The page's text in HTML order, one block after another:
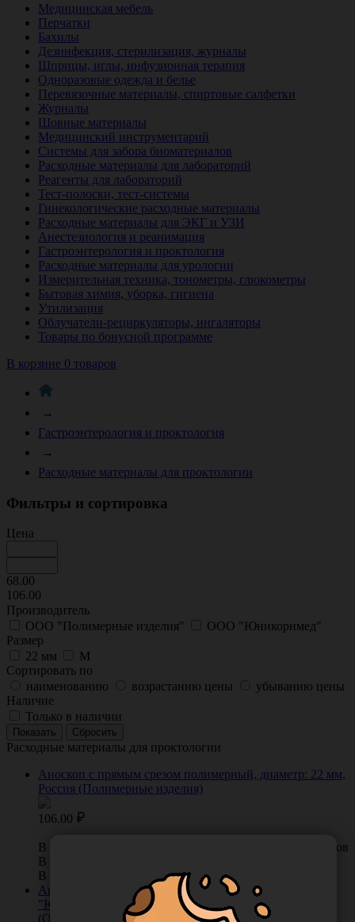
Медицинская мебель
Перчатки
Бахилы
Дезинфекция, стерилизация, журналы
Шприцы, иглы, инфузионная терапия
Одноразовые одежда и белье
Перевязочные материалы, спиртовые салфетки
Журналы
Шовные материалы
Медицинский инструментарий
Системы для забора биоматериалов
Расходные материалы для лабораторий
Реагенты для лабораторий
Тест-полоски, тест-системы
Гинекологические расходные материалы
Расходные материалы для ЭКГ и УЗИ
Анестезиология и реанимация
Гастроэнтерология и проктология
Расходные материалы для урологии
Измерительная техника, тонометры, глюкометры
Бытовая химия, уборка, гигиена
Утилизация
Облучатели-рециркуляторы, ингаляторы
Товары по бонусной программе
В корзине 0 товаров
→
Гастроэнтерология и проктология
→
Расходные материалы для проктологии
Фильтры и сортировка
Цена
68.00
106.00
Производитель
ООО "Полимерные изделия"
ООО "Юникорнмед"
Размер
22 мм
М
Сортировать по
наименованию
возрастанию цены
убыванию цены
Наличие
Только в наличии
Расходные материалы для проктологии
Аноскоп с прямым срезом полимерный, диаметр: 22 мм,
Россия (Полимерные изделия)
106.00
0 отзывов
В КОРЗИНУ
В наличии во Владивостоке 329 шт.
В наличии в Хабаровске 0 шт.
Аноскоп медицинский одноразовый стерильный
"Юникорнмед" модель М с прямым срезом, Россия
(ООО "Юникорнмед") АС00-02